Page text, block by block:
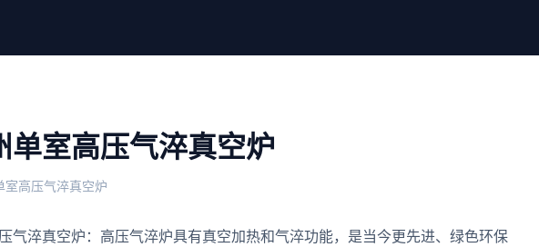
单室高压气淬真空炉
室高压气淬真空炉
气淬真空炉：高压气淬炉具有真空加热和气淬功能，是当今更先进、绿色环保